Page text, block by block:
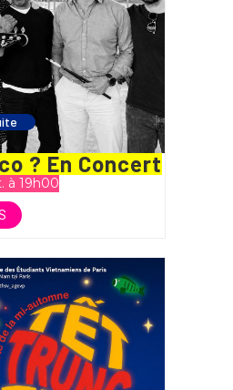
? En Concert
à 19h00